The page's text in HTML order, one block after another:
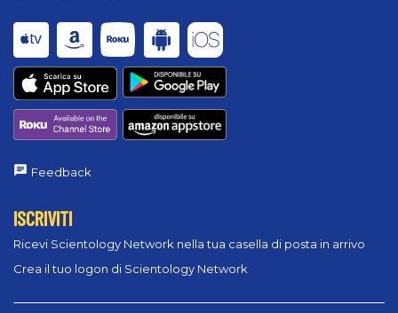
Feedback
ISCRIVITI
Ricevi Scientology Network nella tua casella di posta in arrivo
Crea il tuo logon di Scientology Network